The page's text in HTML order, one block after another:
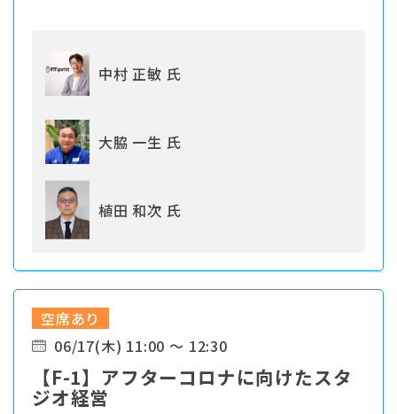
中村 正敏 氏
大脇 一生 氏
植田 和次 氏
空席あり
06/17(木) 11:00 ～ 12:30
【F-1】アフターコロナに向けたスタ
ジオ経営